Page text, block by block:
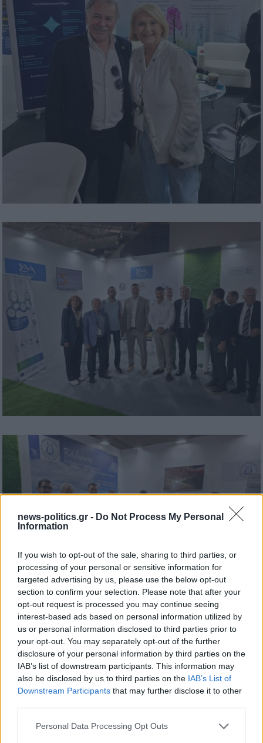
news-politics.gr - Do Not Process My Personal
Information
If you wish to opt-out of the sale, sharing to third parties, or
processing of your personal or sensitive information for
targeted advertising by us, please use the below opt-out
section to confirm your selection. Please note that after your
opt-out request is processed you may continue seeing
interest-based ads based on personal information utilized by
us or personal information disclosed to third parties prior to
your opt-out. You may separately opt-out of the further
disclosure of your personal information by third parties on the
IAB’s list of downstream participants. This information may
also be disclosed by us to third parties on the IAB’s List of
Downstream Participants that may further disclose it to other
Personal Data Processing Opt Outs